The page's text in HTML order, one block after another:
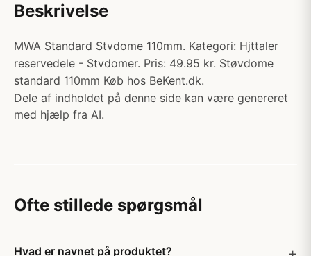
Beskrivelse
MWA Standard Stvdome 110mm. Kategori: Hjttaler
reservedele - Stvdomer. Pris: 49.95 kr. Støvdome
standard 110mm Køb hos BeKent.dk.
Dele af indholdet på denne side kan være genereret
med hjælp fra AI.
Ofte stillede spørgsmål
Hvad er navnet på produktet?